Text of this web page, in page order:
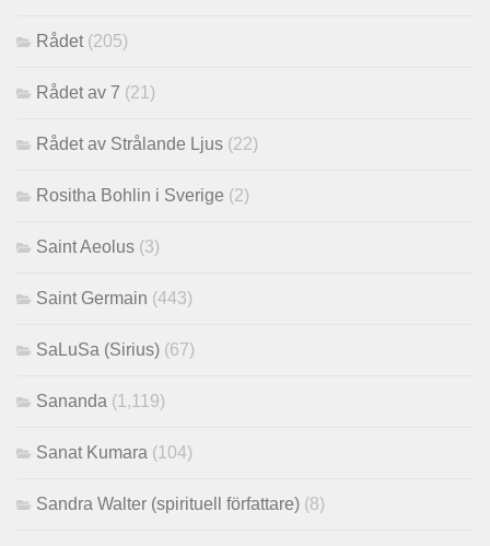
Rådet (205)
Rådet av 7 (21)
Rådet av Strålande Ljus (22)
Rositha Bohlin i Sverige (2)
Saint Aeolus (3)
Saint Germain (443)
SaLuSa (Sirius) (67)
Sananda (1,119)
Sanat Kumara (104)
Sandra Walter (spirituell författare) (8)